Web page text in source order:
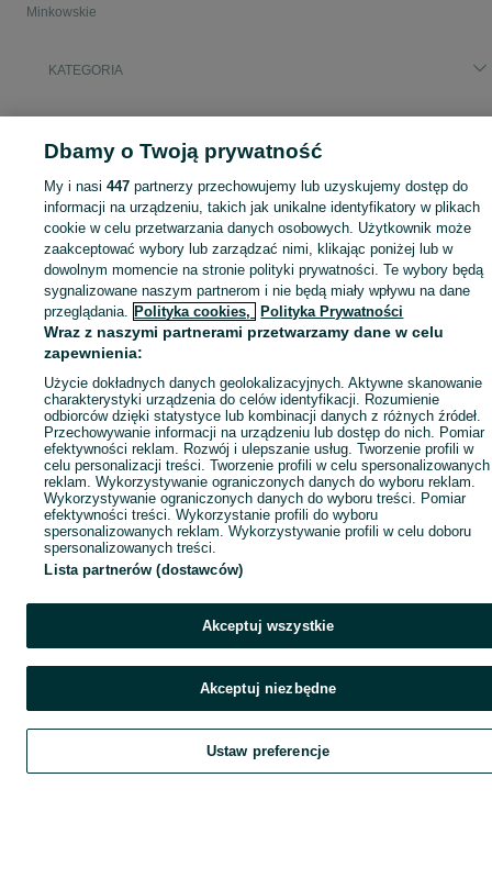
Minkowskie
KATEGORIA
Mapa kategorii
Mapa miejscowości
Mapa ministron
Popularne wyszukiwania
Szukaj Obserwujesz Dodaj Czat
Dbamy o Twoją prywatność
My i nasi447 partnerzy przechowujemy lub uzyskujemy dostęp do
informacji na urządzeniu, takich jak unikalne identyfikatory w plikach
cookie w celu przetwarzania danych osobowych. Użytkownik może
zaakceptować wybory lub zarządzać nimi, klikając poniżej lub w
dowolnym momencie na stronie polityki prywatności. Te wybory będą
sygnalizowane naszym partnerom i nie będą miały wpływu na dane
przeglądania. Polityka cookies, Polityka Prywatności
Wraz z naszymi partnerami przetwarzamy dane w celu
zapewnienia:
Użycie dokładnych danych geolokalizacyjnych. Aktywne skanowanie
charakterystyki urządzenia do celów identyfikacji. Rozumienie
odbiorców dzięki statystyce lub kombinacji danych z różnych źródeł.
Przechowywanie informacji na urządzeniu lub dostęp do nich. Pomiar
efektywności reklam. Rozwój i ulepszanie usług. Tworzenie profili w
celu personalizacji treści. Tworzenie profili w celu spersonalizowanych
reklam. Wykorzystywanie ograniczonych danych do wyboru reklam.
Wykorzystywanie ograniczonych danych do wyboru treści. Pomiar
efektywności treści. Wykorzystanie profili do wyboru
spersonalizowanych reklam. Wykorzystywanie profili w celu doboru
spersonalizowanych treści.
Lista partnerów (dostawców)
Akceptuj wszystkie
Akceptuj niezbędne
Ustaw preferencje